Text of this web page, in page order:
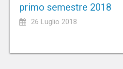
primo semestre 2018
26 Luglio 2018